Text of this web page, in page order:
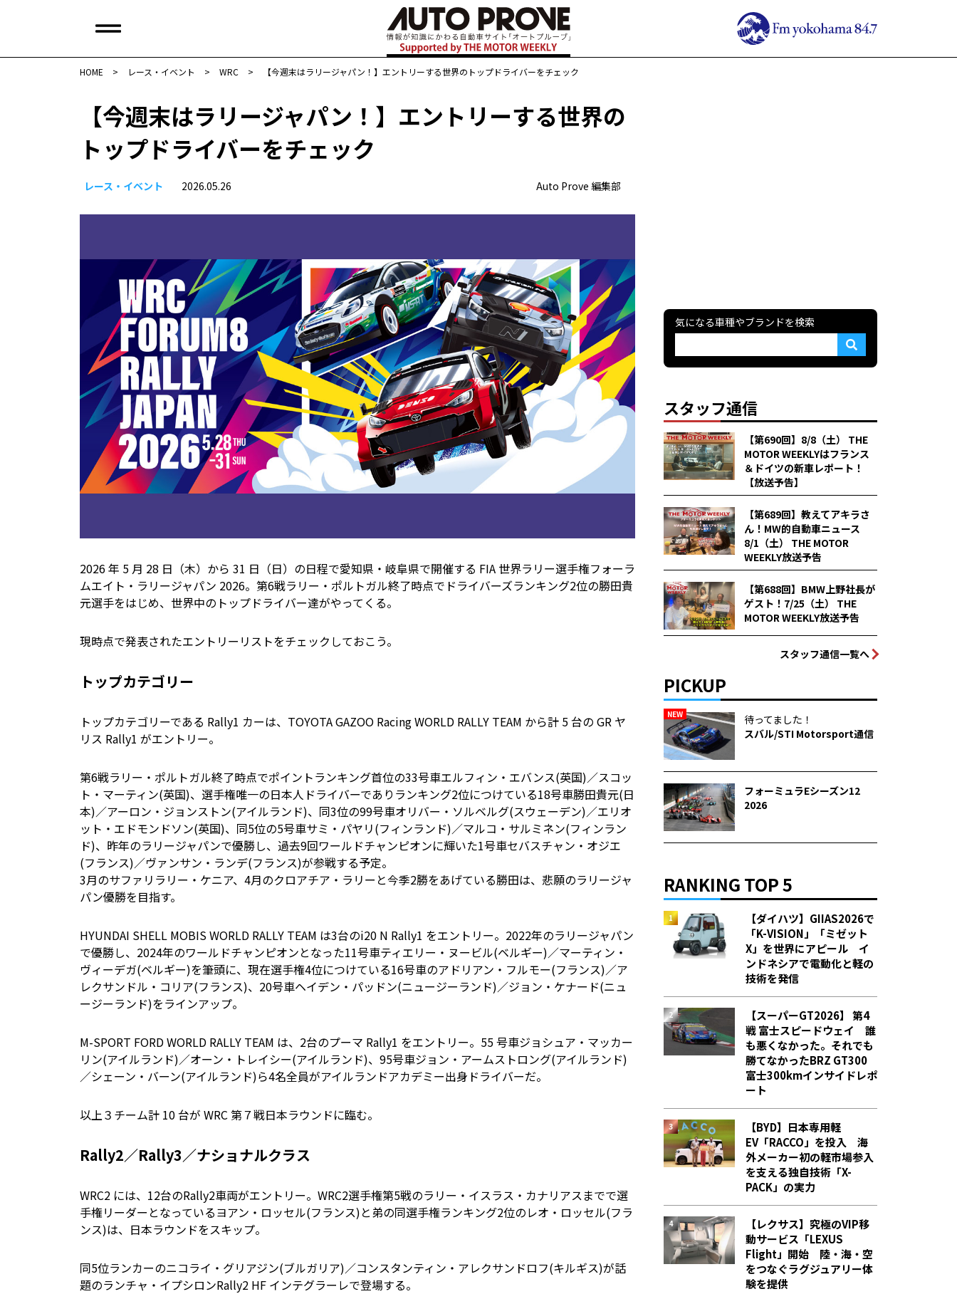
HOME > レース・イベント > WRC > 【今週末はラリージャパン！】エントリーする世界のトップドライバーをチェック
【今週末はラリージャパン！】エントリーする世界の
トップドライバーをチェック
レース・イベント 2026.05.26 Auto Prove 編集部
2026 年 5 月 28 日（木）から 31 日（日）の日程で愛知県・岐阜県で開催する FIA 世界ラリー選手権フォーラ
ムエイト・ラリージャパン 2026。第6戦ラリー・ポルトガル終了時点でドライバーズランキング2位の勝田貴
元選手をはじめ、世界中のトップドライバー達がやってくる。
現時点で発表されたエントリーリストをチェックしておこう。
トップカテゴリー
トップカテゴリーである Rally1 カーは、TOYOTA GAZOO Racing WORLD RALLY TEAM から計 5 台の GR ヤ
リス Rally1 がエントリー。
第6戦ラリー・ポルトガル終了時点でポイントランキング首位の33号車エルフィン・エバンス(英国)／スコッ
ト・マーティン(英国)、選手権唯一の日本人ドライバーでありランキング2位につけている18号車勝田貴元(日
本)／アーロン・ジョンストン(アイルランド)、同3位の99号車オリバー・ソルベルグ(スウェーデン)／エリオ
ット・エドモンドソン(英国)、同5位の5号車サミ・パヤリ(フィンランド)／マルコ・サルミネン(フィンラン
ド)、昨年のラリージャパンで優勝し、過去9回ワールドチャンピオンに輝いた1号車セバスチャン・オジエ
(フランス)／ヴァンサン・ランデ(フランス)が参戦する予定。
3月のサファリラリー・ケニア、4月のクロアチア・ラリーと今季2勝をあげている勝田は、悲願のラリージャ
パン優勝を目指す。
HYUNDAI SHELL MOBIS WORLD RALLY TEAM は3台のi20 N Rally1 をエントリー。2022年のラリージャパン
で優勝し、2024年のワールドチャンピオンとなった11号車ティエリー・ヌービル(ベルギー)／マーティン・
ヴィーデガ(ベルギー)を筆頭に、現在選手権4位につけている16号車のアドリアン・フルモー(フランス)／ア
レクサンドル・コリア(フランス)、20号車ヘイデン・パッドン(ニュージーランド)／ジョン・ケナード(ニュ
ージーランド)をラインアップ。
M-SPORT FORD WORLD RALLY TEAM は、2台のプーマ Rally1 をエントリー。55 号車ジョシュア・マッカー
リン(アイルランド)／オーン・トレイシー(アイルランド)、95号車ジョン・アームストロング(アイルランド)
／シェーン・バーン(アイルランド)ら4名全員がアイルランドアカデミー出身ドライバーだ。
以上３チーム計 10 台が WRC 第７戦日本ラウンドに臨む。
Rally2／Rally3／ナショナルクラス
WRC2 には、12台のRally2車両がエントリー。WRC2選手権第5戦のラリー・イスラス・カナリアスまでで選
手権リーダーとなっているヨアン・ロッセル(フランス)と弟の同選手権ランキング2位のレオ・ロッセル(フラ
ンス)は、日本ラウンドをスキップ。
同5位ランカーのニコライ・グリアジン(ブルガリア)／コンスタンティン・アレクサンドロフ(キルギス)が話
題のランチャ・イプシロンRally2 HF インテグラーレで登場する。
気になる車種やブランドを検索
スタッフ通信
【第690回】8/8（土） THE
MOTOR WEEKLYはフランス
＆ドイツの新車レポート！
【放送予告】
【第689回】教えてアキラさ
ん！MW的自動車ニュース
8/1（土） THE MOTOR
WEEKLY放送予告
【第688回】BMW上野社長が
ゲスト！7/25（土） THE
MOTOR WEEKLY放送予告
スタッフ通信一覧へ
PICKUP
NEW
待ってました！
スバル/STI Motorsport通信
フォーミュラEシーズン12
2026
RANKING TOP 5
【ダイハツ】GIIAS2026で
「K-VISION」「ミゼット
X」を世界にアピール イ
ンドネシアで電動化と軽の
技術を発信
【スーパーGT2026】 第4
戦 富士スピードウェイ 誰
も悪くなかった。それでも
勝てなかった――BRZ GT300
富士300kmインサイドレポ
ート
【BYD】日本専用軽
EV「RACCO」を投入 海
外メーカー初の軽市場参入
を支える独自技術「X-
PACK」の実力
【レクサス】究極のVIP移
動サービス「LEXUS
Flight」開始 陸・海・空
をつなぐラグジュアリー体
験を提供